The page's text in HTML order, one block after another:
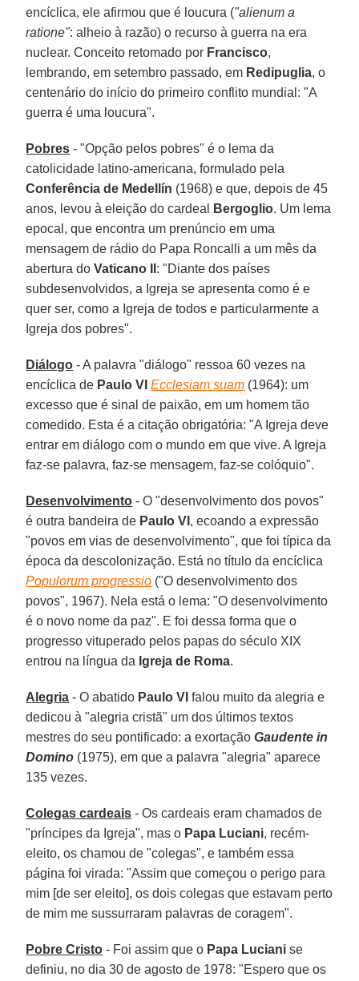
encíclica, ele afirmou que é loucura ("alienum a
ratione": alheio à razão) o recurso à guerra na era
nuclear. Conceito retomado por Francisco,
lembrando, em setembro passado, em Redipuglia, o
centenário do início do primeiro conflito mundial: "A
guerra é uma loucura".
Pobres - "Opção pelos pobres" é o lema da
catolicidade latino-americana, formulado pela
Conferência de Medellín (1968) e que, depois de 45
anos, levou à eleição do cardeal
Bergoglio. Um lema
epocal, que encontra um prenúncio em uma
mensagem de rádio do Papa Roncalli a um mês da
abertura doVaticano II : "Diante dos países
subdesenvolvidos, a Igreja se apresenta como é e
quer ser, como a Igreja de todos e particularmente a
Igreja dos pobres".
Diálogo - A palavra "diálogo" ressoa 60 vezes na
encíclica de Paulo VIEcclesiam suam (1964): um
excesso que é sinal de paixão, em um homem tão
comedido. Esta é a citação obrigatória: "A Igreja deve
entrar em diálogo com o mundo em que vive. A Igreja
faz-se palavra, faz-se mensagem, faz-se colóquio".
Desenvolvimento - O "desenvolvimento dos povos"
é outra bandeira de Paulo VI , ecoando a expressão
"povos em vias de desenvolvimento", que foi típica da
época da descolonização. Está no título da encíclica
Populorum progressio ("O desenvolvimento dos
povos", 1967). Nela está o lema: "O desenvolvimento
é o novo nome da paz". E foi dessa forma que o
progresso vituperado pelos papas do século XIX
entrou na língua da Igreja de Roma.
Alegria - O abatido Paulo VI falou muito da alegria e
dedicou à "alegria cristã" um dos últimos textos
mestres do seu pontificado: a exortaçãoGaudente in
Domino (1975), em que a palavra "alegria" aparece
135 vezes.
Colegas cardeais - Os cardeais eram chamados de
"príncipes da Igreja", mas o Papa Luciani, recém-
eleito, os chamou de "colegas", e também essa
página foi virada: "Assim que começou o perigo para
mim [de ser eleito], os dois colegas que estavam perto
de mim me sussurraram palavras de coragem".
Pobre Cristo - Foi assim que o Papa Luciani se
definiu, no dia 30 de agosto de 1978: "Espero que os